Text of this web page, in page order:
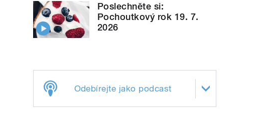
Poslechněte si:
Pochoutkový rok 19. 7.
2026
Odebírejte jako podcast